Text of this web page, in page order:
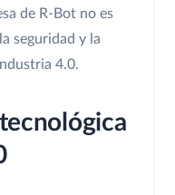
de R-Bot no es
seguridad y la
4.0.